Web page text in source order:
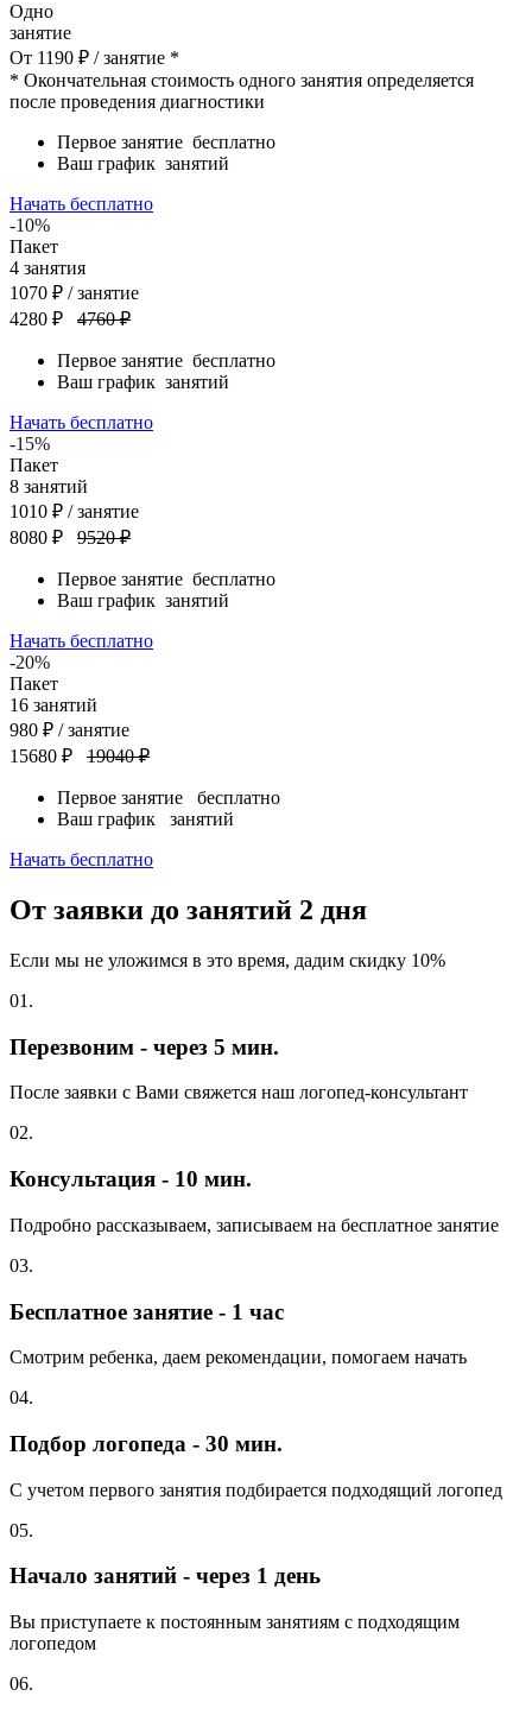
Одно
занятие
От 1190 ₽ / занятие *
* Окончательная стоимость одного занятия определяется
после проведения диагностики
Первое занятие бесплатно
Ваш график занятий
Начать бесплатно
-10%
Пакет
4 занятия
1070 ₽ / занятие
4280 ₽
4760 ₽
Первое занятие бесплатно
Ваш график занятий
Начать бесплатно
-15%
Пакет
8 занятий
1010 ₽ / занятие
8080 ₽
9520 ₽
Первое занятие бесплатно
Ваш график занятий
Начать бесплатно
-20%
Пакет
16 занятий
980 ₽ / занятие
15680 ₽
19040 ₽
Первое занятие бесплатно
Ваш график занятий
Начать бесплатно
От заявки до занятий 2 дня
Если мы не уложимся в это время, дадим скидку 10%
01.
Перезвоним - через 5 мин.
После заявки с Вами свяжется наш логопед-консультант
02.
Консультация - 10 мин.
Подробно рассказываем, записываем на бесплатное занятие
03.
Бесплатное занятие - 1 час
Смотрим ребенка, даем рекомендации, помогаем начать
04.
Подбор логопеда - 30 мин.
С учетом первого занятия подбирается подходящий логопед
05.
Начало занятий - через 1 день
Вы приступаете к постоянным занятиям с подходящим
логопедом
06.